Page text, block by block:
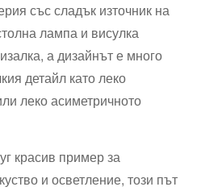
със сладък източник на
лампа и висулка
а дизайнът е много
детайл като леко
леко асиметричното
красив пример за
и осветление, този път